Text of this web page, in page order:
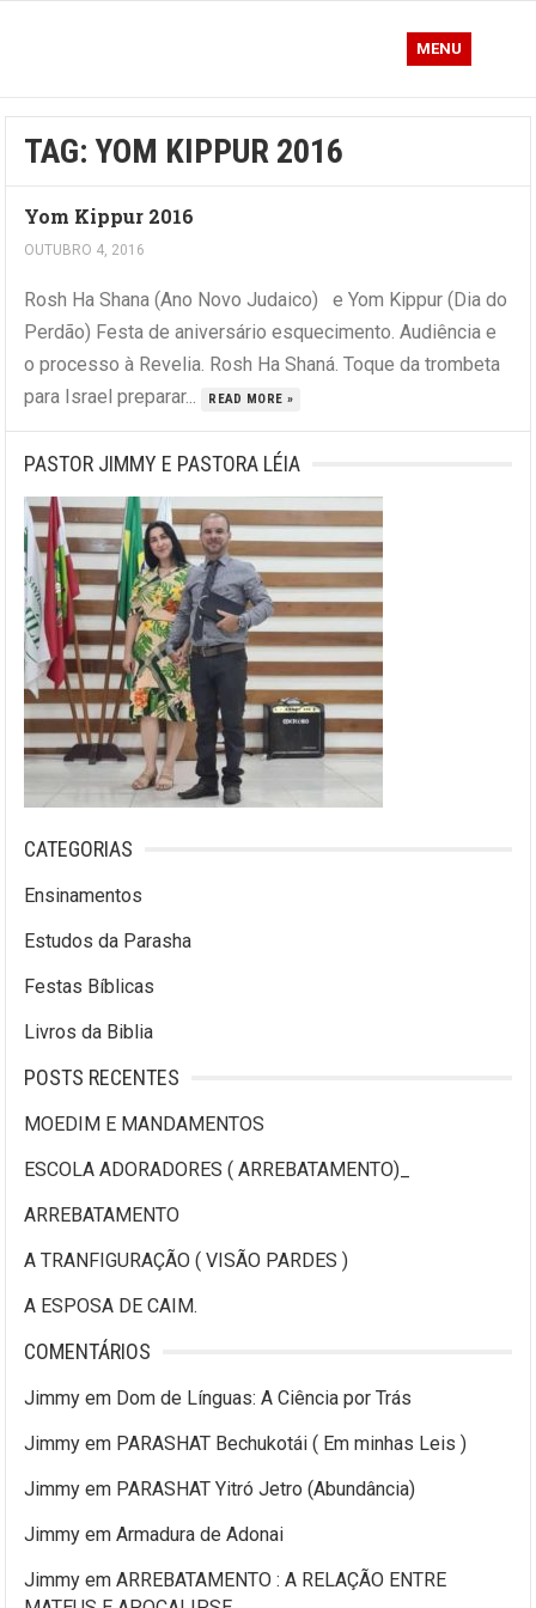
MENU
TAG:YOM KIPPUR 2016
Yom Kippur 2016
OUTUBRO 4, 2016
Rosh Ha Shana (Ano Novo Judaico) e Yom Kippur (Dia do
Perdão) Festa de aniversário esquecimento. Audiência e
o processo à Revelia. Rosh Ha Shaná. Toque da trombeta
para Israel preparar...
READ MORE »
PASTOR JIMMY E PASTORA LÉIA
CATEGORIAS
Ensinamentos
Estudos da Parasha
Festas Bíblicas
Livros da Biblia
POSTS RECENTES
MOEDIM E MANDAMENTOS
ESCOLA ADORADORES ( ARREBATAMENTO)_
ARREBATAMENTO
A TRANFIGURAÇÃO ( VISÃO PARDES )
A ESPOSA DE CAIM.
COMENTÁRIOS
Jimmy em Dom de Línguas: A Ciência por Trás
Jimmy em PARASHAT Bechukotái ( Em minhas Leis )
Jimmy em PARASHAT Yitró Jetro (Abundância)
Jimmy emArmadura de Adonai
Jimmy emARREBATAMENTO : A RELAÇÃO ENTRE